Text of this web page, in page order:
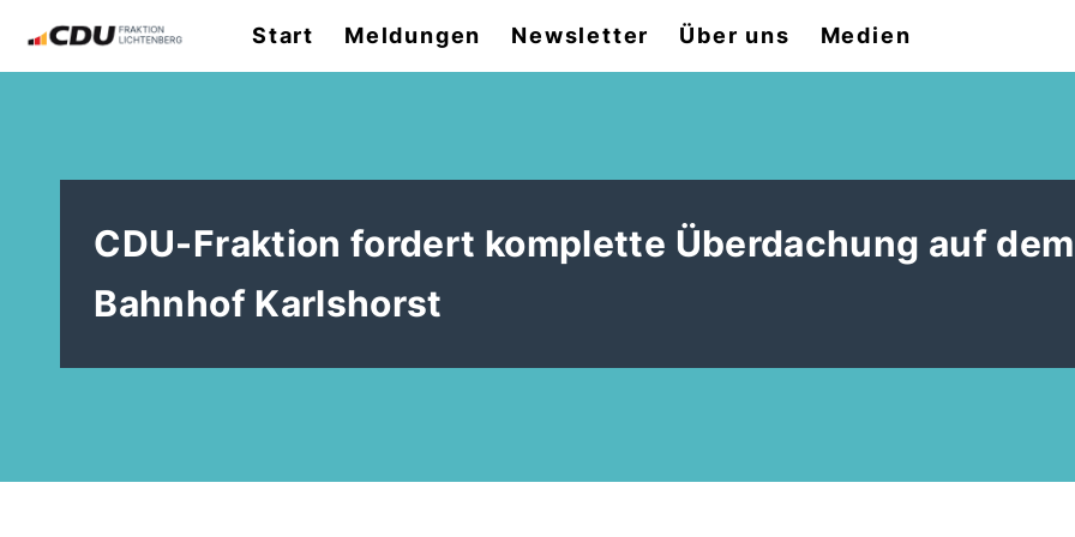
Start Meldungen Newsletter Über uns Medien
CDU-Fraktion fordert komplette Überdachung auf
Bahnhof Karlshorst